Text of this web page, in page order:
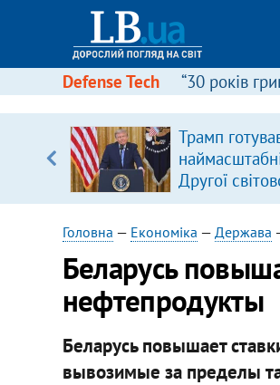
Defense Tech “30 років
Трамп
Другої
Головна — Економіка — Держава
​Беларусь
нефтепродукты
Беларусь повышает
вывозимые за пределы